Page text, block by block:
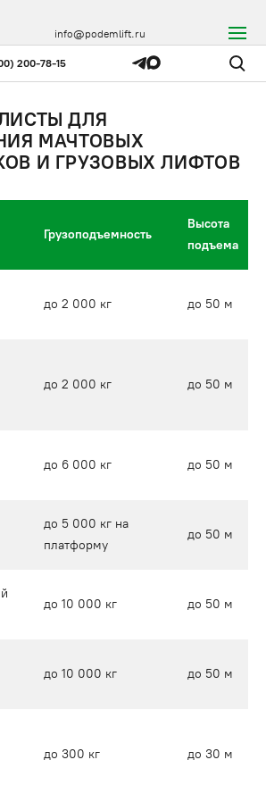
200-78-15
info@podemlift.ru
ДЛЯ
МАЧТОВЫХ
И ГРУЗОВЫХ ЛИФТОВ
Грузоподъемность
Высота
подъема
до 2 000 кг до 50 м
до 2 000 кг до 50 м
до 6 000 кг до 50 м
до 5 000 кг на
платформу
до 50 м
до 10 000 кг до 50 м
до 10 000 кг до 50 м
до 300 кг до 30 м